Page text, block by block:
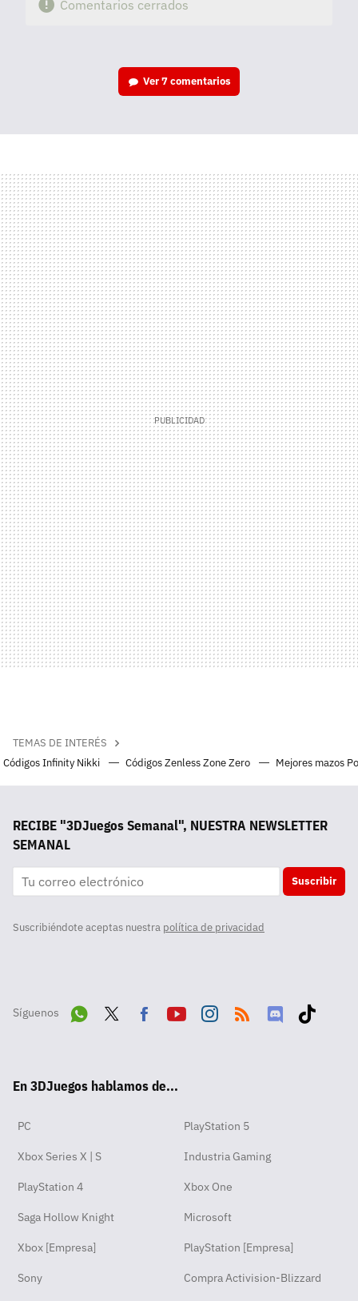
Comentarios cerrados
Ver7 comentarios
TEMAS DE INTERÉS
Códigos Infinity Nikki
Códigos Zenless Zone Zero Mejores mazos
RECIBE "3DJuegos Semanal", NUESTRA NEWSLETTER
SEMANAL
Suscribir
Suscribiéndote aceptas nuestra política de privacidad
Síguenos
pp
ok
En 3DJuegos hablamos de...
PC PlayStation 5
Xbox Series X | S Industria Gaming
PlayStation 4 Xbox One
Saga Hollow Knight Microsoft
Xbox [Empresa] PlayStation [Empresa]
Sony Compra Activision-Blizzard